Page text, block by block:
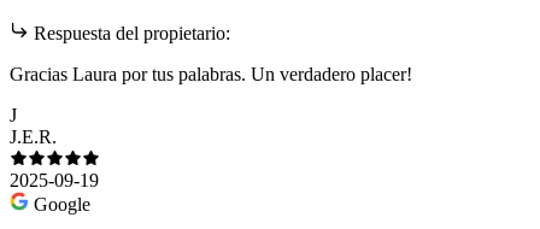
Respuesta del propietario:
Gracias Laura por tus palabras. Un verdadero placer!
J
J.E.R.
2025-09-19
Google